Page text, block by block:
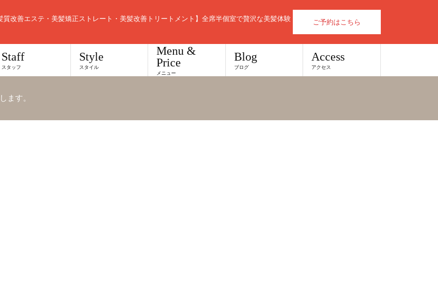
改善エステ・美髪矯正ストレート・美髪改善トリートメント】全席半個室で贅沢な美髪体験 ご予約はこちら
Staff
スタッフ
Style
スタイル
Menu &
Price
メニュー
Blog
ブログ
Access
アクセス
ます。